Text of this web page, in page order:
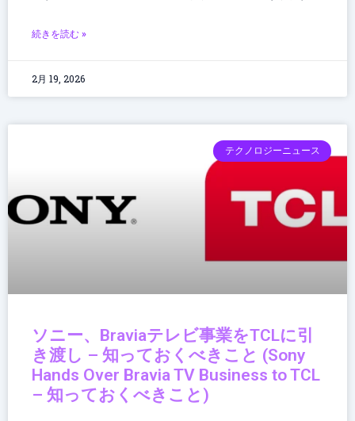
続きを読む »
2月 19, 2026
テクノロジーニュース
ソニー、Braviaテレビ事業をTCLに引
き渡し – 知っておくべきこと (Sony
Hands Over Bravia TV Business to TCL
– 知っておくべきこと)